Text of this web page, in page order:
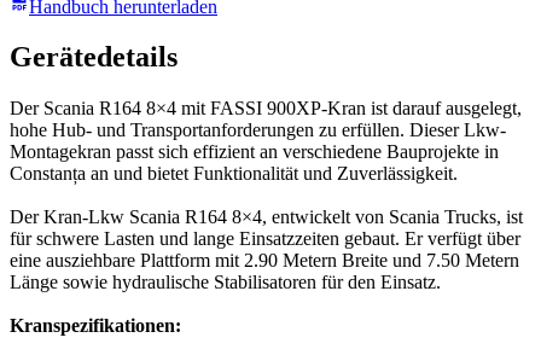
Handbuch herunterladen
Gerätedetails
Der Scania R164 8×4 mit FASSI 900XP-Kran ist darauf ausgelegt,
hohe Hub- und Transportanforderungen zu erfüllen. Dieser Lkw-
Montagekran passt sich effizient an verschiedene Bauprojekte in
Constanța an und bietet Funktionalität und Zuverlässigkeit.
Der Kran-Lkw Scania R164 8×4, entwickelt von Scania Trucks, ist
für schwere Lasten und lange Einsatzzeiten gebaut. Er verfügt über
eine ausziehbare Plattform mit 2.90 Metern Breite und 7.50 Metern
Länge sowie hydraulische Stabilisatoren für den Einsatz.
Kranspezifikationen: